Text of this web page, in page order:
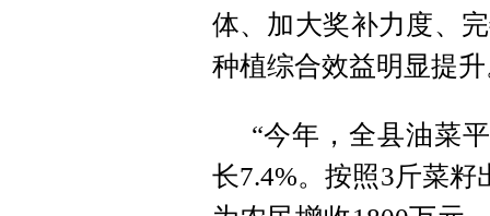
体、加大奖补力度、
种植综合效益明显提
“今年，全县油菜
长7.4%。按照3斤菜